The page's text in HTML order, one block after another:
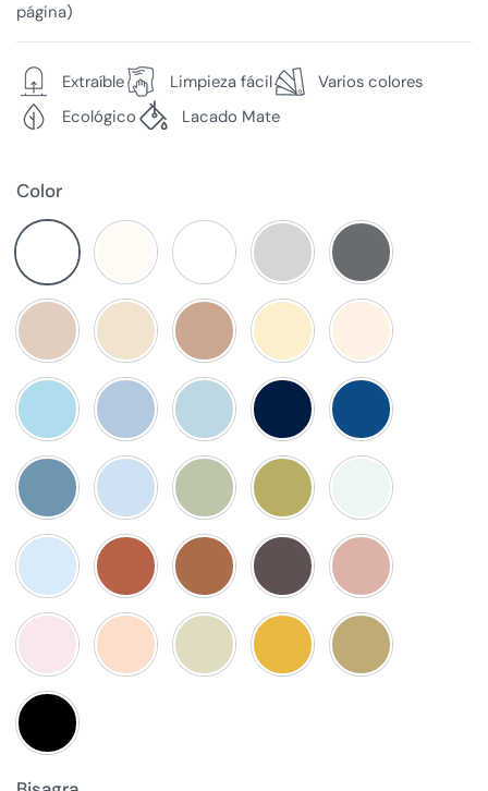
página)
Extraíble Limpieza fácil
Varios colores
Ecológico
Lacado Mate
Color